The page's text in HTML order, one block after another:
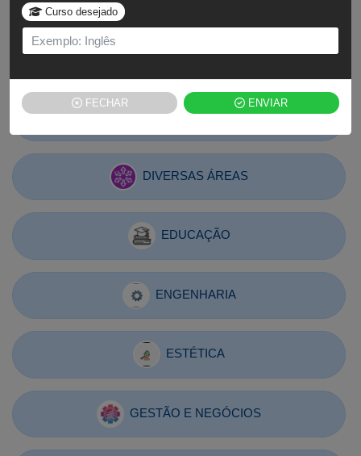
ARTES E DESIGN
COMUNICAÇÃO
DIVERSAS ÁREAS
EDUCAÇÃO
ENGENHARIA
ESTÉTICA
GESTÃO E NEGÓCIOS
Curso desejado
FECHAR ENVIAR